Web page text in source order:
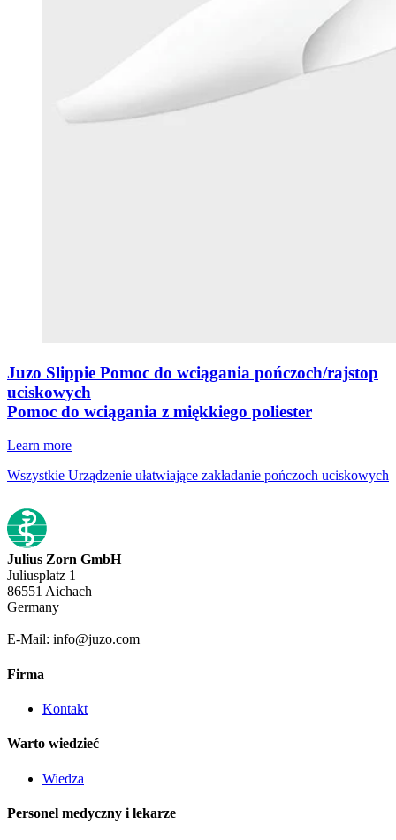
Juzo Slippie Pomoc do wciągania pończoch/rajstop
uciskowych
Pomoc do wciągania z miękkiego poliester
Learn more
Wszystkie Urządzenie ułatwiające zakładanie pończoch uciskowych
Julius Zorn GmbH
Juliusplatz 1
86551 Aichach
Germany
E-Mail: info@juzo.com
Firma
Kontakt
Warto wiedzieć
Wiedza
Personel medyczny i lekarze